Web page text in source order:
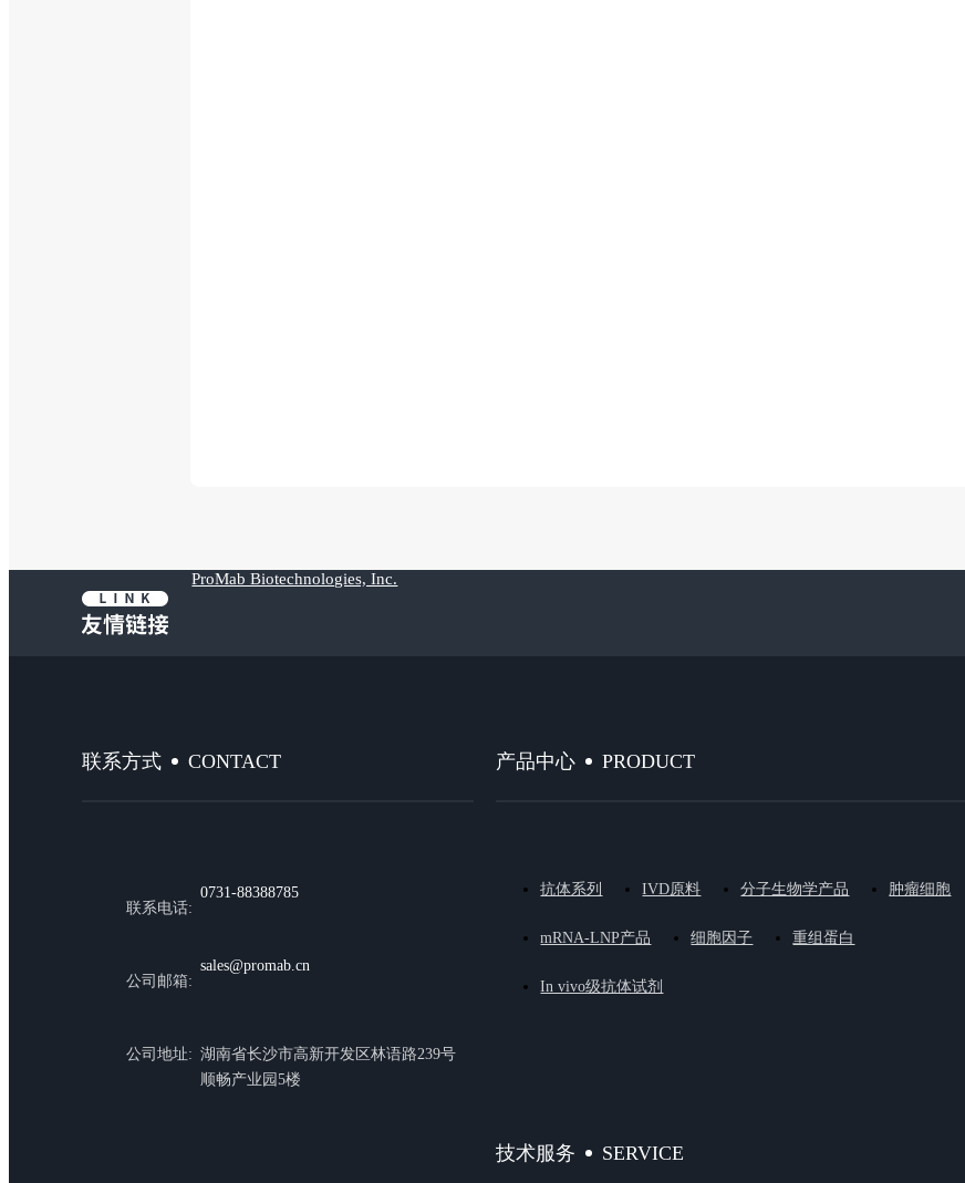
ProMab Biotechnologies, Inc.
联系方式 CONTACT
联系电话:
0731-88388785
公司邮箱:
sales@promab.cn
公司地址: 湖南省长沙市高新开发区林语路239号
顺畅产业园5楼
产品中心 PRODUCT
抗体系列 IVD原料 分子生物学产品 肿瘤细胞
mRNA-LNP产品 细胞因子 重组蛋白
In vivo级抗体试剂
技术服务 SERVICE